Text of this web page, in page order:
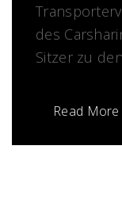
des
Sitzer zu
Read More